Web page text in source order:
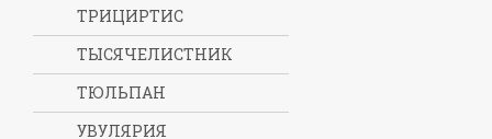
ТРИЦИРТИС
ТЫСЯЧЕЛИСТНИК
ТЮЛЬПАН
УВУЛЯРИЯ